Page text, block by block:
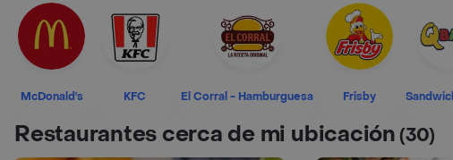
McDonald's KFC El Corral - Hamburguesa Frisby
Restaurantes cerca de mi ubicación(30)